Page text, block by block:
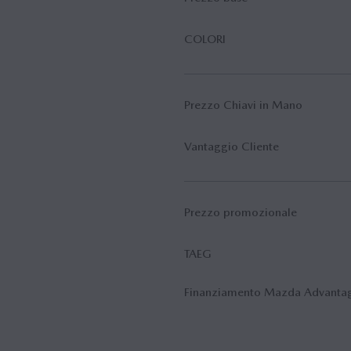
COLORI
Prezzo Chiavi in Mano
Vantaggio Cliente
Prezzo promozionale
TAEG
Finanziamento Mazda